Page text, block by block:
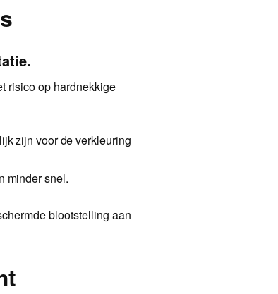
risico op hardnekkige
zijn voor de verkleuring
minder snel.
blootstelling aan